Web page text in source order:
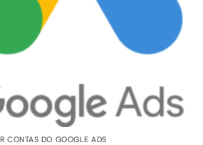
CONTAS DO GOOGLE ADS